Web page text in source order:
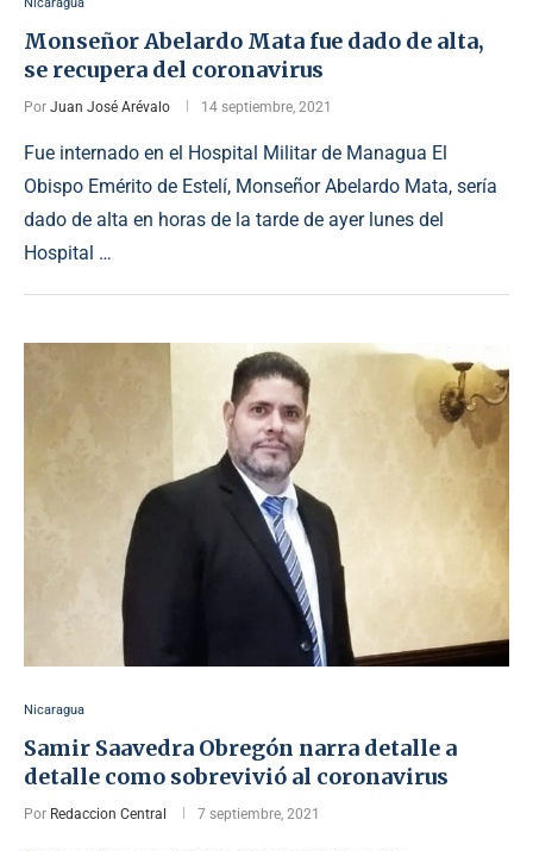
Nicaragua
Monseñor Abelardo Mata fue dado de alta,
se recupera del coronavirus
Por Juan José Arévalo 14 septiembre, 2021
Fue internado en el Hospital Militar de Managua El
Obispo Emérito de Estelí, Monseñor Abelardo Mata, sería
dado de alta en horas de la tarde de ayer lunes del
Hospital …
Nicaragua
Samir Saavedra Obregón narra detalle a
detalle como sobrevivió al coronavirus
Por Redaccion Central 7 septiembre, 2021